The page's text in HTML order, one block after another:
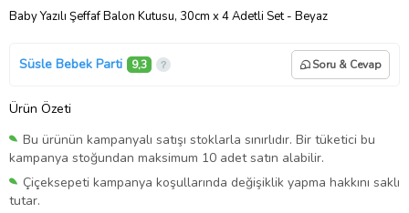
Baby Yazılı Şeffaf Balon Kutusu, 30cm x 4 Adetli Set - Beyaz
Süsle Bebek Parti 9,3 Soru & Cevap
Ürün Özeti
Bu ürünün kampanyalı satışı stoklarla sınırlıdır. Bir tüketici bu
kampanya stoğundan maksimum 10 adet satın alabilir.
Çiçeksepeti kampanya koşullarında değişiklik yapma hakkını saklı
tutar.